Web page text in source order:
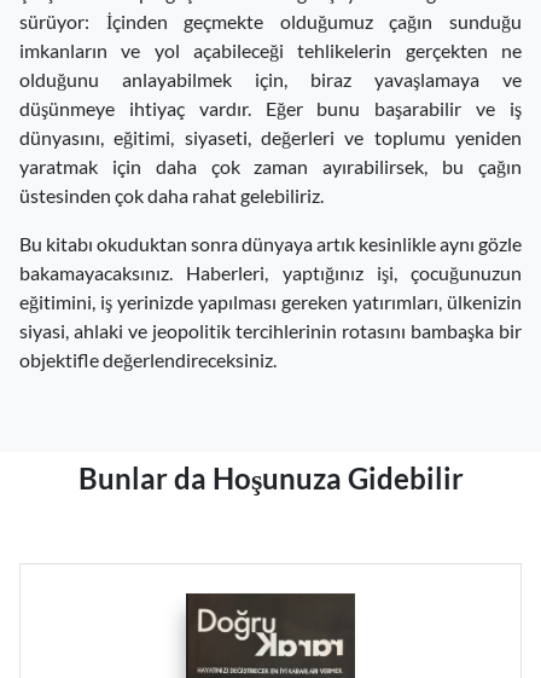
sürüyor: İçinden geçmekte olduğumuz çağın sunduğu
imkanların ve yol açabileceği tehlikelerin gerçekten ne
olduğunu anlayabilmek için, biraz yavaşlamaya ve
düşünmeye ihtiyaç vardır. Eğer bunu başarabilir ve iş
dünyasını, eğitimi, siyaseti, değerleri ve toplumu yeniden
yaratmak için daha çok zaman ayırabilirsek, bu çağın
üstesinden çok daha rahat gelebiliriz.
Bu kitabı okuduktan sonra dünyaya artık kesinlikle aynı gözle
bakamayacaksınız. Haberleri, yaptığınız işi, çocuğunuzun
eğitimini, iş yerinizde yapılması gereken yatırımları, ülkenizin
siyasi, ahlaki ve jeopolitik tercihlerinin rotasını bambaşka bir
objektifle değerlendireceksiniz.
Bunlar da Hoşunuza Gidebilir